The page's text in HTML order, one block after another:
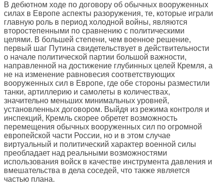
В дебютном ходе по договору об обычных вооруженных
силах в Европе аспекты разоружения, те, которые играли
главную роль в период холодной войны, являются
второстепенными по сравнению с политическими
целями. В большей степени, чем военное решение,
первый шаг Путина свидетельствует в действительности
о начале политической партии большой важности,
направленной на достижение глубинных целей Кремля, а
не на изменение равновесия соответствующих
вооруженных сил в Европе, где обе стороны разместили
танки, артиллерию и самолеты в количествах,
значительно меньших минимальных уровней,
установленных договором. Выйдя из режима контроля и
инспекций, Кремль скорее обретет возможность
перемещения обычных вооруженных сил по огромной
европейской части России, но и в этом случае
виртуальный и политический характер военной силы
преобладает над реальными возможностями
использования войск в качестве инструмента давления и
вмешательства в дела соседей, что также является
частью плана.